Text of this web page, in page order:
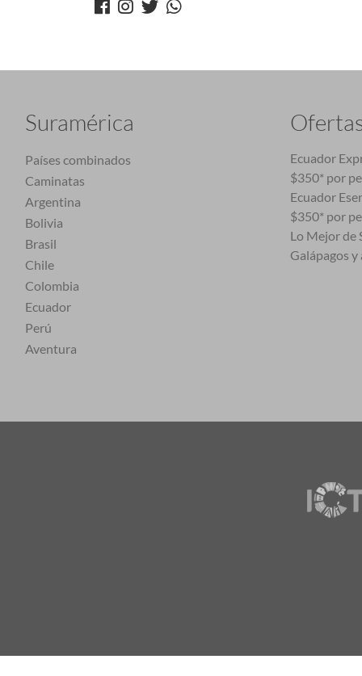
Suramérica
Países combinados
Caminatas
Argentina
Bolivia
Brasil
Chile
Colombia
Ecuador
Perú
Aventura
Ecuador
$350* por
Ecuador
$350* por
Lo Mejor de
Galápagos